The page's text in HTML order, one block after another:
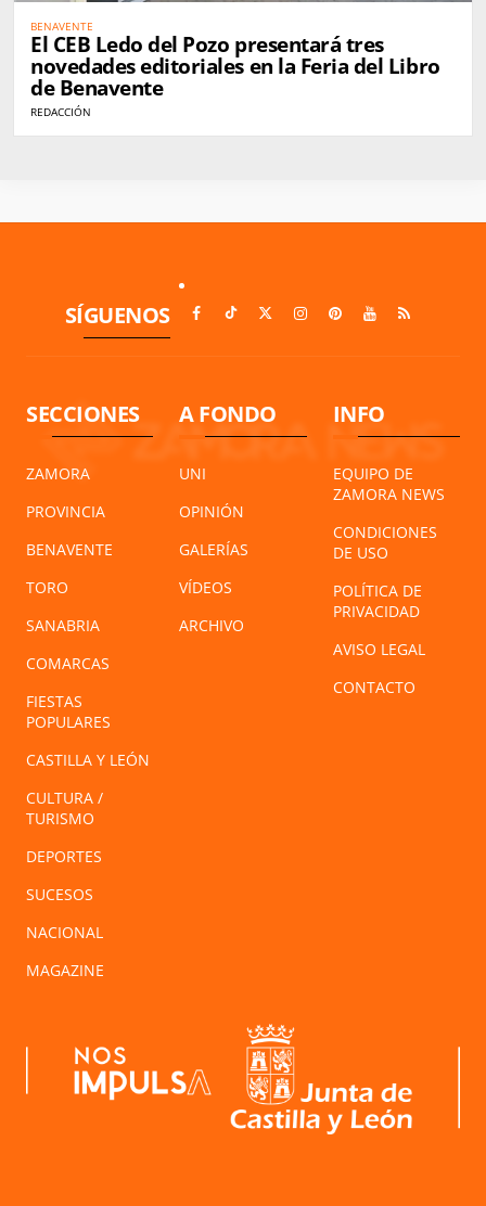
BENAVENTE
El CEB Ledo del Pozo presentará tres
novedades editoriales en la Feria del Libro
de Benavente
REDACCIÓN
SÍGUENOS
SECCIONES
ZAMORA
PROVINCIA
BENAVENTE
TORO
SANABRIA
COMARCAS
FIESTAS
POPULARES
CASTILLA Y LEÓN
CULTURA /
TURISMO
DEPORTES
SUCESOS
NACIONAL
MAGAZINE
A FONDO
UNI
OPINIÓN
GALERÍAS
VÍDEOS
ARCHIVO
INFO
EQUIPO DE
ZAMORA NEWS
CONDICIONES
DE USO
POLÍTICA DE
PRIVACIDAD
AVISO LEGAL
CONTACTO